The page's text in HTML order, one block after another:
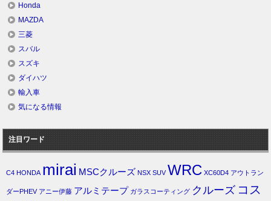
Honda
MAZDA
三菱
スバル
スズキ
ダイハツ
輸入車
気になる情報
注目ワード
C4 HONDA mirai MSCクルーズ NSX SUV WRC XC60D4 アウトラン
ダーPHEV アニー伊藤 アルミテープ ガラスコーティング クルーズ コス